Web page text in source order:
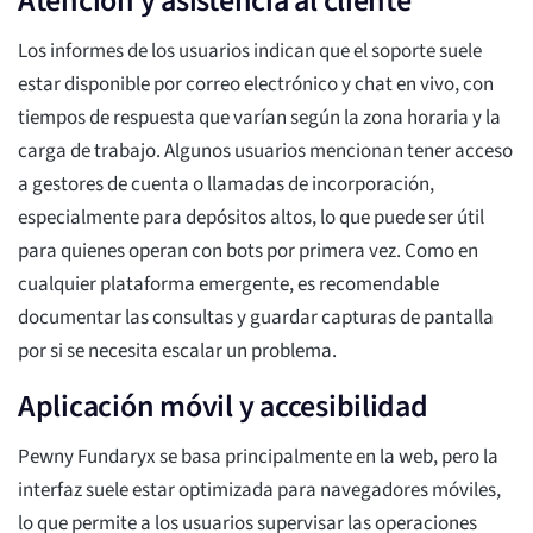
Los informes de los usuarios indican que el soporte suele
estar disponible por correo electrónico y chat en vivo, con
tiempos de respuesta que varían según la zona horaria y la
carga de trabajo. Algunos usuarios mencionan tener acceso
a gestores de cuenta o llamadas de incorporación,
especialmente para depósitos altos, lo que puede ser útil
para quienes operan con bots por primera vez. Como en
cualquier plataforma emergente, es recomendable
documentar las consultas y guardar capturas de pantalla
por si se necesita escalar un problema.
Aplicación móvil y accesibilidad
Pewny Fundaryx se basa principalmente en la web, pero la
interfaz suele estar optimizada para navegadores móviles,
lo que permite a los usuarios supervisar las operaciones